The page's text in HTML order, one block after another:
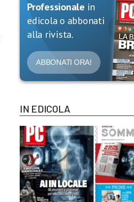
Professionale in
edicola o abbonati
alla rivista.
ABBONATI ORA!
IN EDICOLA